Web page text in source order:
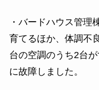
・バードハウス管理
育てるほか、体調不
台の空調のうち2台
に故障しました。